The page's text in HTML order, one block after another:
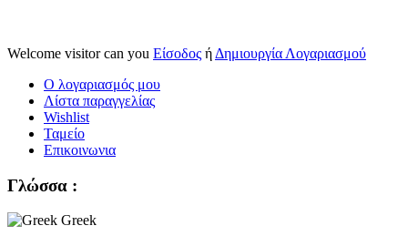
Welcome visitor can you Είσοδος ή Δημιουργία Λογαριασμού
Ο λογαριασμός μου
Λίστα παραγγελίας
Wishlist
Ταμείο
Επικοινωνια
Γλώσσα :
Greek